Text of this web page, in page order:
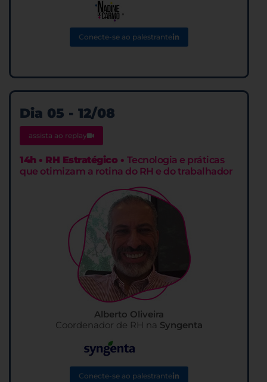
Conecte-se ao palestrante
Dia 05 - 12/08
assista ao replay
14h • RH Estratégico • Tecnologia e práticas
que otimizam a rotina do RH e do trabalhador
Alberto Oliveira
Coordenador de RH na Syngenta
Conecte-se ao palestrante